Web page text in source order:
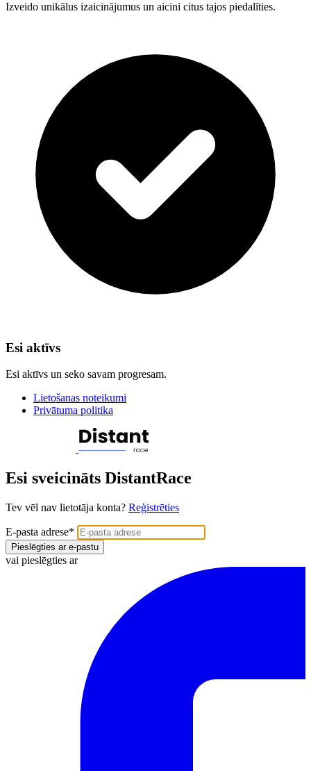
Izveido unikālus izaicinājumus un aicini citus tajos piedalīties.
Esi aktīvs
Esi aktīvs un seko savam progresam.
Lietošanas noteikumi
Privātuma politika
Esi sveicināts DistantRace
Tev vēl nav lietotāja konta? Reģistrēties
E-pasta adrese*
Pieslēgties ar e-pastu
vai pieslēgties ar